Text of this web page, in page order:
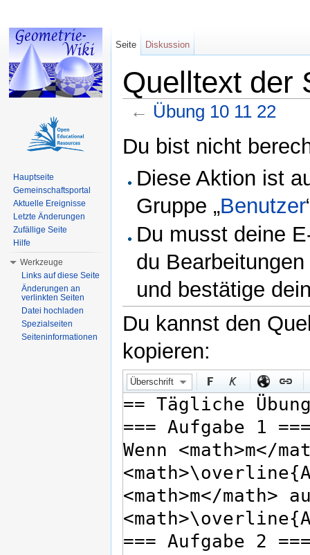
Quelltext der
← Übung 10 11 22
Du bist nicht
Diese Aktion ist
Gruppe „Benutzer
Du musst deine
du
und bestätige
Du kannst den
kopieren:
Überschrift
Seite Diskussion
Hauptseite
Gemeinschaftsportal
Aktuelle Ereignisse
Letzte Änderungen
Zufällige Seite
Hilfe
Werkzeuge
Links auf diese Seite
Änderungen an
verlinkten Seiten
Datei hochladen
Spezialseiten
Seiteninformationen